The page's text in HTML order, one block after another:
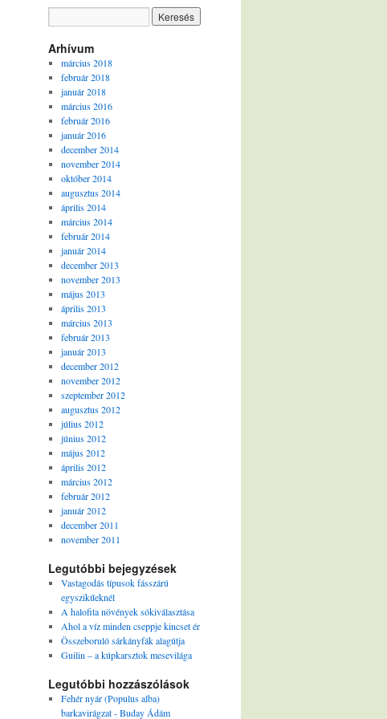
Arhívum
március 2018
február 2018
január 2018
március 2016
február 2016
január 2016
december 2014
november 2014
október 2014
augusztus 2014
április 2014
március 2014
február 2014
január 2014
december 2013
november 2013
május 2013
április 2013
március 2013
február 2013
január 2013
december 2012
november 2012
szeptember 2012
augusztus 2012
július 2012
június 2012
május 2012
április 2012
március 2012
február 2012
január 2012
december 2011
november 2011
Legutóbbi bejegyzések
Vastagodás típusok fásszárú
egyszikűeknél
A halofita növények sókiválasztása
Ahol a víz minden cseppje kincset ér
Összeboruló sárkányfák alagútja
Guilin – a kúpkarsztok mesevilága
Legutóbbi hozzászólások
Fehér nyár (Populus alba)
barkavirágzat - Buday Ádám